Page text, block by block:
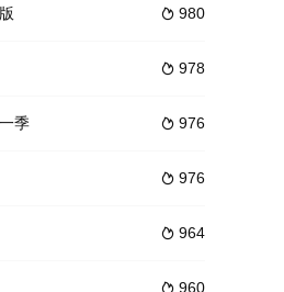
下过去，但他们终究还是会再次卷入毒品
 980
 978
 976
季
 976
 964
 960